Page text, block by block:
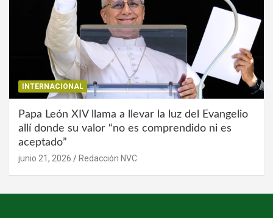
INTERNACIONAL
Papa León XIV llama a llevar la luz del Evangelio
allí donde su valor “no es comprendido ni es
aceptado”
junio 21, 2026 Redacción NVC